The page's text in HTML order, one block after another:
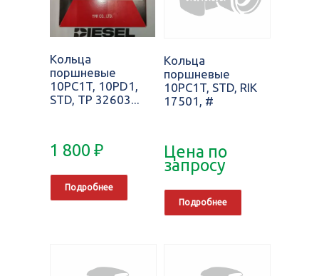
Кольца
поршневые
10PC1T, 10PD1,
STD, TP 32603...
1 800 ₽
Подробнее
Кольца
поршневые
10PC1T, STD, RIK
17501, #
Цена по
запросу
Подробнее